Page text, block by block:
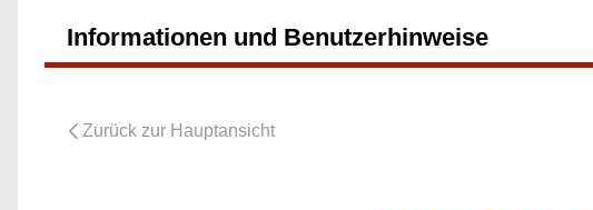
Informationen und Benutzerhinweise